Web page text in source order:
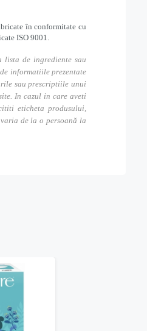
în conformitate cu
ISO 9001.
lista de ingrediente sau
informatiile prezentate
sau prescriptiile unui
In cazul in care aveti
eticheta produsului,
de la o persoană la